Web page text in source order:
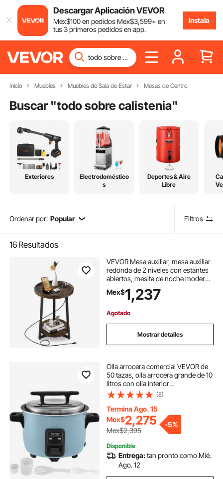
Descargar Aplicación VEVOR
Mex$100en pedidos Mex$3,599+ en
tus 3 primeros pedidos en app.
Instala
Inicio Muebles Muebles de Sala de Estar Mesas de Centro
Buscar "todo sobre calistenia"
Exteriores
Electrodoméstico
s
Deportes & Aire
Libre
Ordenar por: Popular Filtros
16 Resultados
VEVOR Mesa auxiliar, mesa auxiliar
redonda de 2 niveles con estantes
abiertos, mesita de noche moderna
con puerto de carga USB y CA,
escritorio madera para sala de
estar, dormitorio, oficina, marrón
Mex$1,237
Agotado
Mostrar detalles
Olla arrocera comercial VEVOR de
50 tazas, olla arrocera grande de 10
litros con olla interior
antiadherente, cocción rápida y
mantenimiento del calor durante 24
horas, con taza y paleta para arroz,
para restaurante.
(8)
Termina Ago. 15
Mex$2,275
Mex$2,395
-5%
Disponible
Entrega:tan pronto como Mié.
Ago. 12